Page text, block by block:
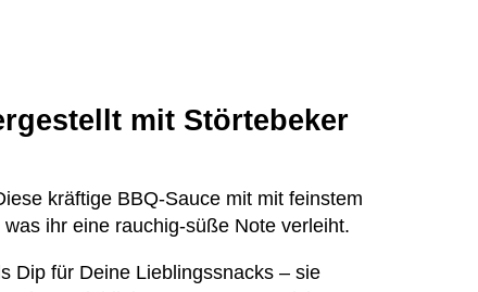
mit Störtebeker
kräftige BBQ-Sauce mit mit feinstem
ihr eine rauchig-süße Note verleiht.
Dip für Deine Lieblingssnacks – sie